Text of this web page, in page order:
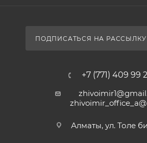
ПОДПИСАТЬСЯ НА РАССЫЛКУ
+7 (771) 409 99
Алматы, ул. Толе